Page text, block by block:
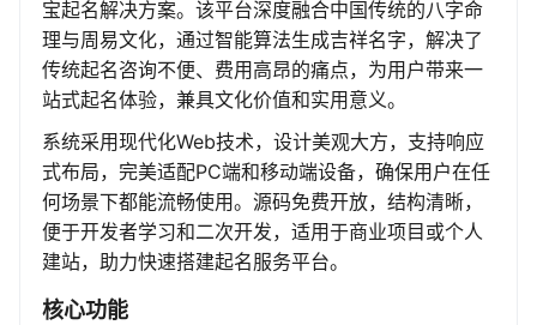
宝起名解决方案。该平台深度融合中国传统的八字命
理与周易文化，通过智能算法生成吉祥名字，解决了
传统起名咨询不便、费用高昂的痛点，为用户带来一
站式起名体验，兼具文化价值和实用意义。
系统采用现代化Web技术，设计美观大方，支持响应
式布局，完美适配PC端和移动端设备，确保用户在任
何场景下都能流畅使用。源码免费开放，结构清晰，
便于开发者学习和二次开发，适用于商业项目或个人
建站，助力快速搭建起名服务平台。
核心功能